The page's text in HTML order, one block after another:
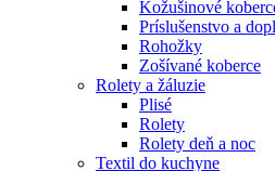
Kožušinové
Príslušenstvo a
Rohožky
Zošívané koberce
Rolety a žáluzie
Plisé
Rolety
Rolety deň a noc
Textil do kuchyne